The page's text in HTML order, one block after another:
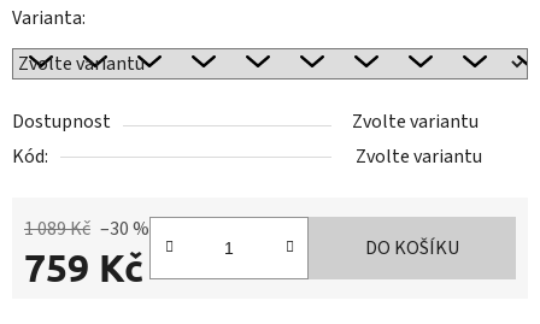
Varianta:
Dostupnost
Zvolte variantu
Kód:
Zvolte variantu
1 089 Kč –30 %
759 Kč DO KOŠÍKU